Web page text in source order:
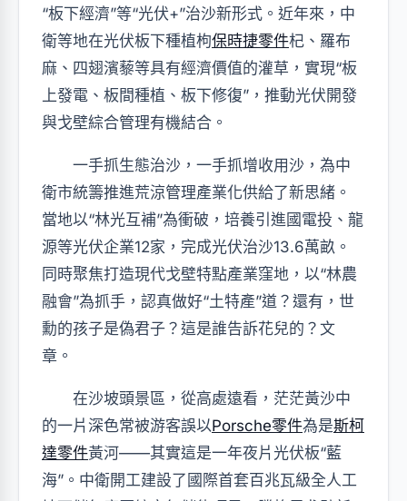
“板下經濟”等“光伏+”治沙新形式。近年來，中
衛等地在光伏板下種植枸保時捷零件杞、羅布
麻、四翅濱藜等具有經濟價值的灌草，實現“板
上發電、板間種植、板下修復”，推動光伏開發
與戈壁綜合管理有機結合。
一手抓生態治沙，一手抓增收用沙，為中
衛市統籌推進荒涼管理產業化供給了新思緒。
當地以“林光互補”為衝破，培養引進國電投、龍
源等光伏企業12家，完成光伏治沙13.6萬畝。
同時聚焦打造現代戈壁特點產業窪地，以“林農
融會”為抓手，認真做好“土特產”道？還有，世
勳的孩子是偽君子？這是誰告訴花兒的？文
章。
在沙坡頭景區，從高處遠看，茫茫黃沙中
的一片深色常被游客誤以Porsche零件為是斯柯
達零件黃河——其實這是一年夜片光伏板“藍
海”。中衛開工建設了國際首套百兆瓦級全人工